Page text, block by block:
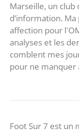
Marseille, un
d’information.
affection pour
analyses et les
comblent mes
pour ne manquer
Foot Sur 7 est un